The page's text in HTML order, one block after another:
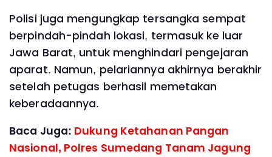
Polisi juga mengungkap tersangka sempat
berpindah-pindah lokasi, termasuk ke luar
Jawa Barat, untuk menghindari pengejaran
aparat. Namun, pelariannya akhirnya berakhir
setelah petugas berhasil memetakan
keberadaannya.
Baca Juga: Dukung Ketahanan Pangan
Nasional, Polres Sumedang Tanam Jagung